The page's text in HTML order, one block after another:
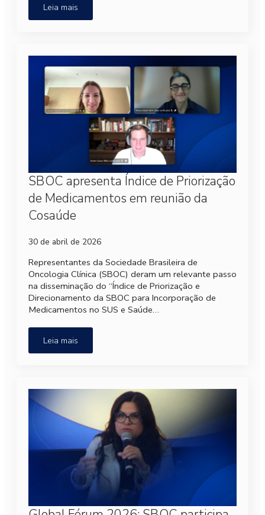
Leia mais
SBOC apresenta Índice de Priorização
de Medicamentos em reunião da
Cosaúde
30 de abril de 2026
Representantes da Sociedade Brasileira de
Oncologia Clínica (SBOC) deram um relevante passo
na disseminação do “Índice de Priorização e
Direcionamento da SBOC para Incorporação de
Medicamentos no SUS e Saúde…
Leia mais